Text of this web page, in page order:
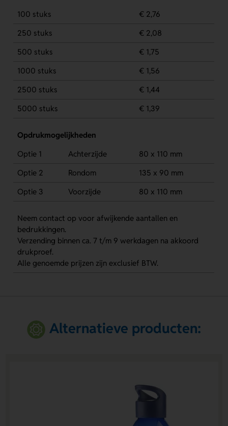
100 stuks
€ 2,76
250 stuks
€ 2,08
500 stuks
€ 1,75
1000 stuks
€ 1,56
2500 stuks
€ 1,44
5000 stuks
€ 1,39
Opdrukmogelijkheden
Optie 1
Achterzijde
80 x 110 mm
Optie 2
Rondom
135 x 90 mm
Optie 3
Voorzijde 80 x 110 mm
Neem contact op voor afwijkende aantallen en
bedrukkingen.
Verzending binnen ca. 7 t/m 9 werkdagen na akkoord
drukproef.
Alle genoemde prijzen zijn exclusief BTW.
Alternatieve producten: